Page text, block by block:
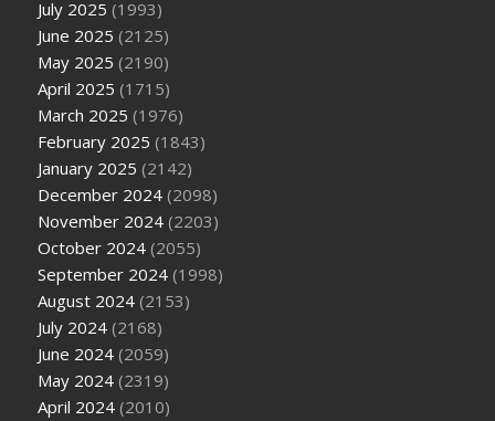
July 2025 (1993)
June 2025 (2125)
May 2025 (2190)
April 2025 (1715)
March 2025 (1976)
February 2025 (1843)
January 2025 (2142)
December 2024 (2098)
November 2024 (2203)
October 2024 (2055)
September 2024 (1998)
August 2024 (2153)
July 2024 (2168)
June 2024 (2059)
May 2024 (2319)
April 2024 (2010)